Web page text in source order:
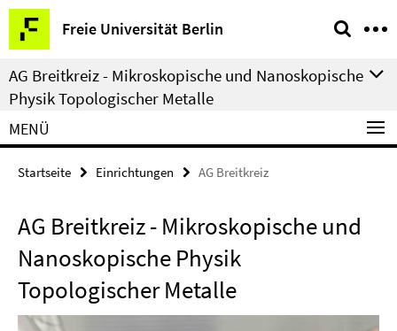
Springe
direkt
zu
Inhalt
Freie Universität Berlin
Service-
Navigation
AG Breitkreiz - Mikroskopische und Nanoskopische
Physik Topologischer Metalle
MENÜ
Startseite Einrichtungen AG Breitkreiz
AG Breitkreiz - Mikroskopische und
Nanoskopische Physik
Topologischer Metalle